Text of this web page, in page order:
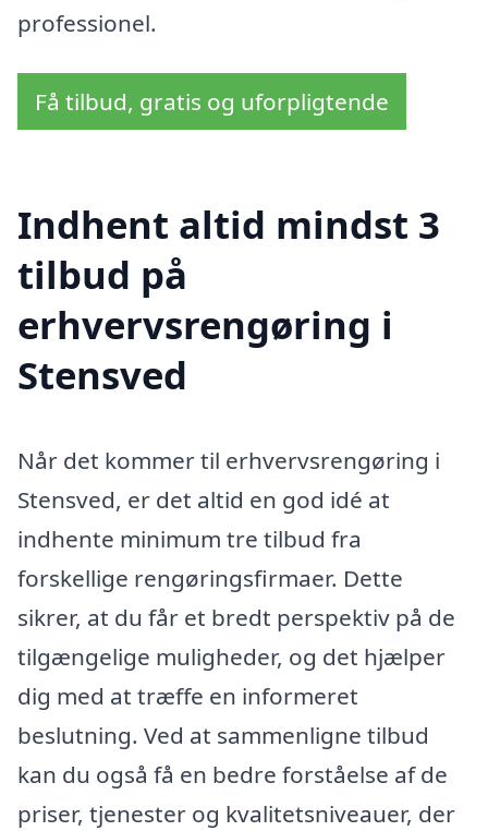
professionel.
Få tilbud, gratis og uforpligtende
Indhent altid mindst 3
tilbud på
erhvervsrengøring i
Stensved
Når det kommer til erhvervsrengøring i
Stensved, er det altid en god idé at
indhente minimum tre tilbud fra
forskellige rengøringsfirmaer. Dette
sikrer, at du får et bredt perspektiv på de
tilgængelige muligheder, og det hjælper
dig med at træffe en informeret
beslutning. Ved at sammenligne tilbud
kan du også få en bedre forståelse af de
priser, tjenester og kvalitetsniveauer, der